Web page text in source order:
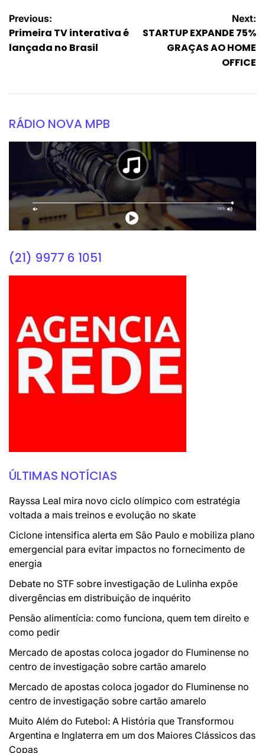
Previous:
Primeira TV interativa é
lançada no Brasil
Next:
STARTUP EXPANDE 75%
GRAÇAS AO HOME
OFFICE
RÁDIO NOVA MPB
(21) 9977 6 1051
ÚLTIMAS NOTÍCIAS
Rayssa Leal mira novo ciclo olímpico com estratégia
voltada a mais treinos e evolução no skate
Ciclone intensifica alerta em São Paulo e mobiliza plano
emergencial para evitar impactos no fornecimento de
energia
Debate no STF sobre investigação de Lulinha expõe
divergências em distribuição de inquérito
Pensão alimentícia: como funciona, quem tem direito e
como pedir
Mercado de apostas coloca jogador do Fluminense no
centro de investigação sobre cartão amarelo
Mercado de apostas coloca jogador do Fluminense no
centro de investigação sobre cartão amarelo
Muito Além do Futebol: A História que Transformou
Argentina e Inglaterra em um dos Maiores Clássicos das
Copas